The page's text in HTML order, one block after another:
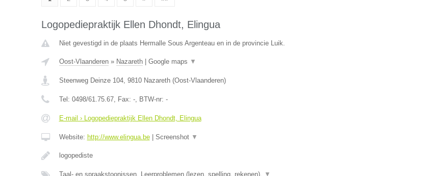
Logopediepraktijk Ellen Dhondt, Elingua
Niet gevestigd in de plaats Hermalle Sous Argenteau en in de provincie Luik.
Oost-Vlaanderen» Nazareth| Google maps ▼
Steenweg Deinze 104, 9810 Nazareth(Oost-Vlaanderen)
Tel: 0498/61.75.67, Fax: -, BTW-nr: -
E-mail › Logopediepraktijk Ellen Dhondt, Elingua
Website: http://www.elingua.be| Screenshot ▼
logopediste
Taal- en spraakstoonissen, Leerproblemen (lezen, spelling, rekenen), ▼